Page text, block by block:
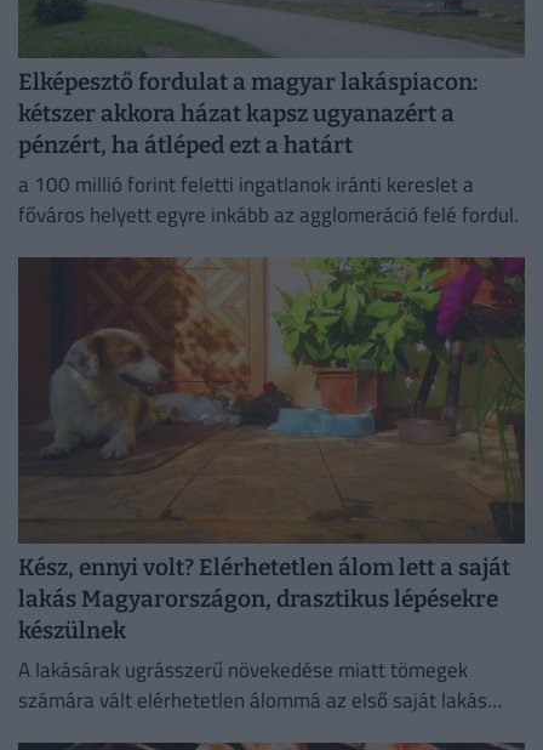
Elképesztő fordulat a magyar lakáspiacon:
kétszer akkora házat kapsz ugyanazért a
pénzért, ha átléped ezt a határt
a 100 millió forint feletti ingatlanok iránti kereslet a
főváros helyett egyre inkább az agglomeráció felé fordul.
Kész, ennyi volt? Elérhetetlen álom lett a saját
lakás Magyarországon, drasztikus lépésekre
készülnek
A lakásárak ugrásszerű növekedése miatt tömegek
számára vált elérhetetlen álommá az első saját lakás